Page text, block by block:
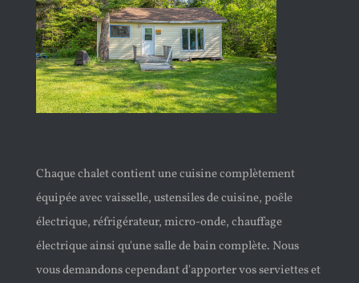
Chaque chalet contient une cuisine complètement
équipée avec vaisselle, ustensiles de cuisine, poêle
électrique, réfrigérateur, micro-onde, chauffage
électrique ainsi qu'une salle de bain complète. Nous
vous demandons cependant d'apporter vos serviettes et